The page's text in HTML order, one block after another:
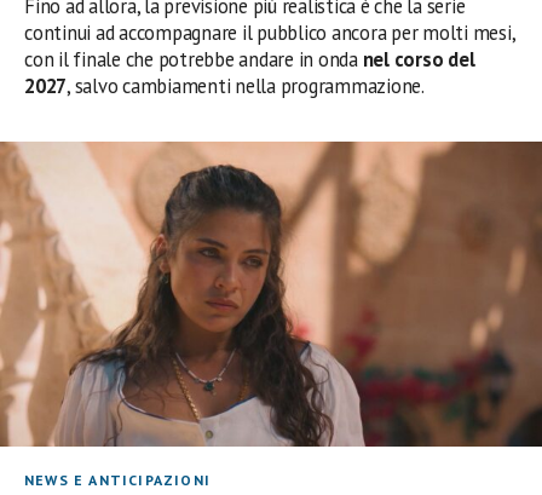
Fino ad allora, la previsione più realistica è che la serie
continui ad accompagnare il pubblico ancora per molti mesi,
con il finale che potrebbe andare in onda nel corso del
2027, salvo cambiamenti nella programmazione.
NEWS E ANTICIPAZIONI